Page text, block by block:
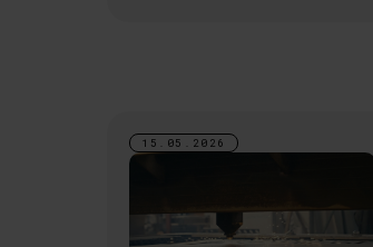
15.05.2026